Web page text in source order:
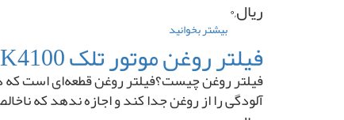
ریال,۰
بیشتر بخوانید
گازوئیل
موتور
تلک
K4100
فیلتر روغن موتور تلک K4100 برند اورجینال ( TELEC )
فیلتر روغن چیست؟فیلتر روغن قطعه‌ای است که
آلودگی را از روغن جدا کند و اجازه ندهد که